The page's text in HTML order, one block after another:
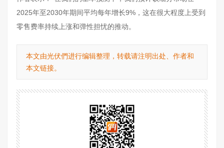
2025年至2030年期间平均每年增长9%，这在很大程度上受到
零售费率持续上涨和弹性担忧的推动。
本文由光伏們进行编辑整理，转载请注明出处、作者和
本文链接。